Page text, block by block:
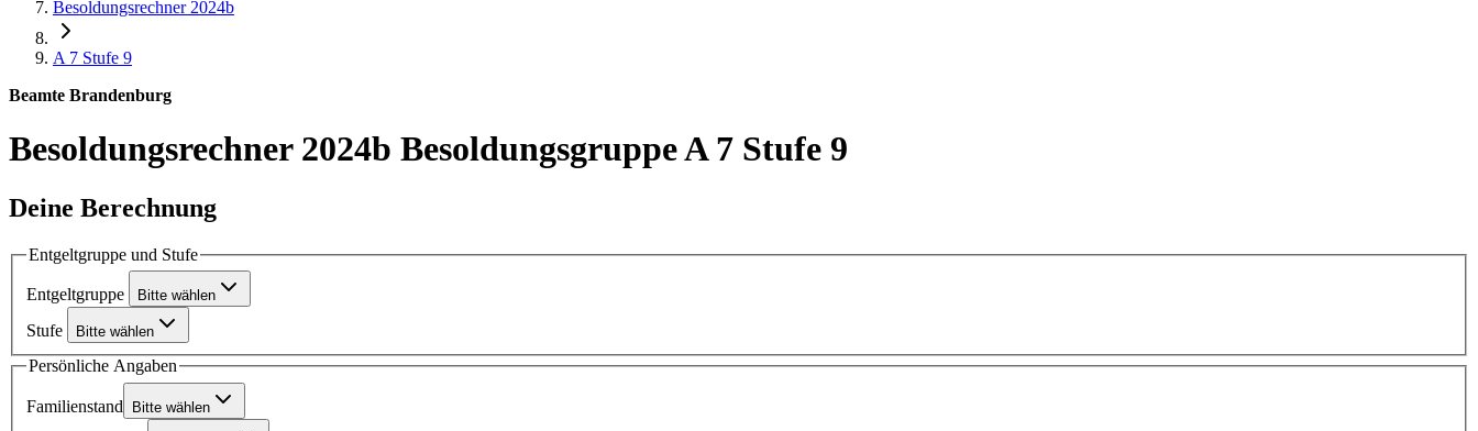
Besoldungsrechner 2024b
A 7 Stufe 9
Beamte Brandenburg
Besoldungsrechner 2024b Besoldungsgruppe A 7 Stufe 9
Deine Berechnung
Entgeltgruppe und Stufe
Entgeltgruppe Bitte wählen
Stufe Bitte wählen
Persönliche Angaben
Familienstand Bitte wählen